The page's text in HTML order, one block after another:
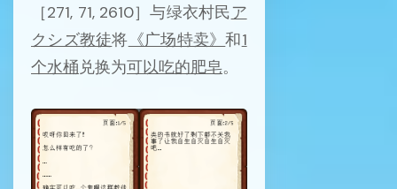
［271, 71, 2610］与绿衣村民ア
クシズ教徒将 《广场特卖》和1
个水桶兑换为可以吃的肥皂。